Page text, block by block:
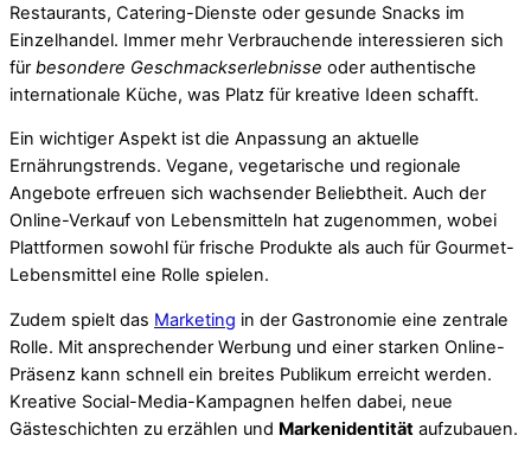
Restaurants, Catering-Dienste oder gesunde Snacks im
Einzelhandel. Immer mehr Verbrauchende interessieren sich
für besondere Geschmackserlebnisse oder authentische
internationale Küche, was Platz für kreative Ideen schafft.
Ein wichtiger Aspekt ist die Anpassung an aktuelle
Ernährungstrends. Vegane, vegetarische und regionale
Angebote erfreuen sich wachsender Beliebtheit. Auch der
Online-Verkauf von Lebensmitteln hat zugenommen, wobei
Plattformen sowohl für frische Produkte als auch für Gourmet-
Lebensmittel eine Rolle spielen.
Zudem spielt das Marketing in der Gastronomie eine zentrale
Rolle. Mit ansprechender Werbung und einer starken Online-
Präsenz kann schnell ein breites Publikum erreicht werden.
Kreative Social-Media-Kampagnen helfen dabei, neue
Gästeschichten zu erzählen und Markenidentität aufzubauen.